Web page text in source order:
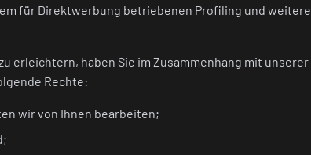
für Direktwerbung betriebenen Profiling und weitere
erleichtern, haben Sie im Zusammenhang mit unserer
Rechte:
wir von Ihnen bearbeiten;